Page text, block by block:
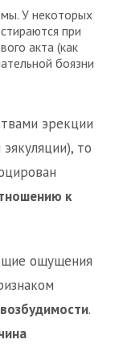
У некоторых
при
акта (как
боязни
эрекции
то
к
ощущения
.